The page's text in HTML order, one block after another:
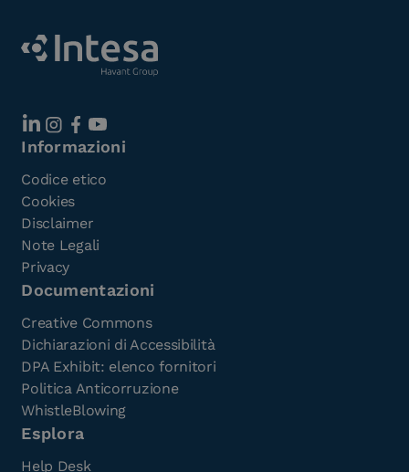
Informazioni
Codice etico
Cookies
Disclaimer
Note Legali
Privacy
Documentazioni
Creative Commons
Dichiarazioni di Accessibilità
DPA Exhibit: elenco fornitori
Politica Anticorruzione
WhistleBlowing
Esplora
Help Desk